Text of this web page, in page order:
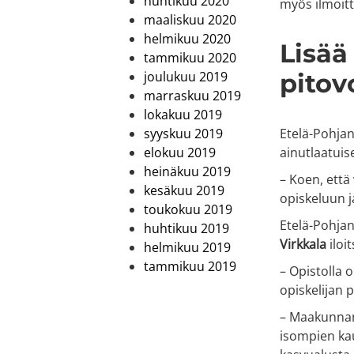
maaliskuu 2020
helmikuu 2020
tammikuu 2020
joulukuu 2019
marraskuu 2019
lokakuu 2019
syyskuu 2019
elokuu 2019
heinäkuu 2019
kesäkuu 2019
toukokuu 2019
huhtikuu 2019
helmikuu 2019
tammikuu 2019
myös
Etelä-
– Koen,
opiskeluun
Etelä-
Virkkala
– Opistolla
opiskelijan
–
isompien